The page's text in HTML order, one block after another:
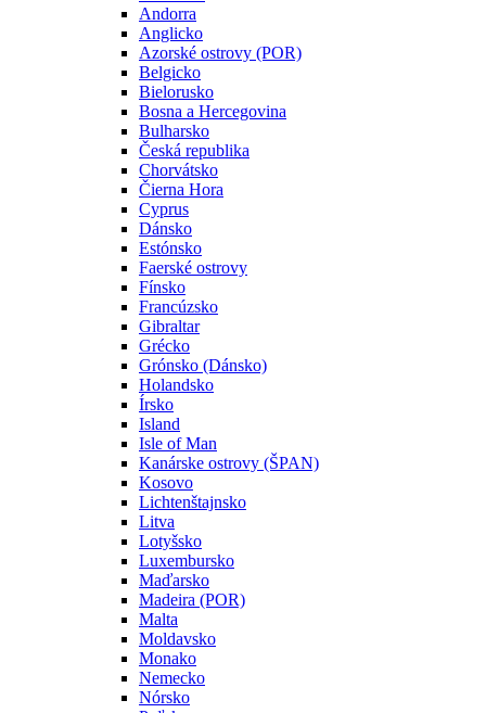
Andorra
Anglicko
Azorské ostrovy (POR)
Belgicko
Bielorusko
Bosna a Hercegovina
Bulharsko
Česká republika
Chorvátsko
Čierna Hora
Cyprus
Dánsko
Estónsko
Faerské ostrovy
Fínsko
Francúzsko
Gibraltar
Grécko
Grónsko (Dánsko)
Holandsko
Írsko
Island
Isle of Man
Kanárske ostrovy (ŠPAN)
Kosovo
Lichtenštajnsko
Litva
Lotyšsko
Luxembursko
Maďarsko
Madeira (POR)
Malta
Moldavsko
Monako
Nemecko
Nórsko